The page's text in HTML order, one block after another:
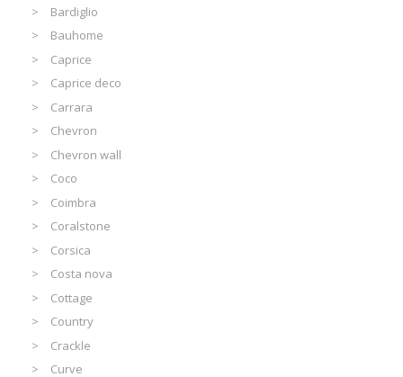
Bardiglio
Bauhome
Caprice
Caprice deco
Carrara
Chevron
Chevron wall
Coco
Coimbra
Coralstone
Corsica
Costa nova
Cottage
Country
Crackle
Curve